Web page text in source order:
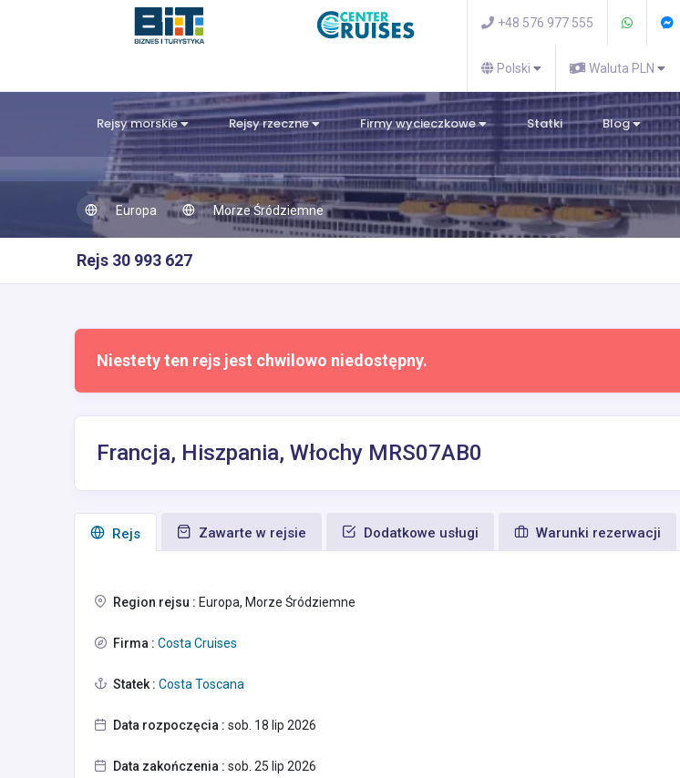
+48 576 977 555
Polski Waluta PLN
Rejsy morskie Rejsy rzeczne Firmy wycieczkowe Statki Blog
Europa Morze Śródziemne
Rejs 30 993 627
Niestety ten rejs jest chwilowo niedostępny.
Francja, Hiszpania, Włochy MRS07AB0
Rejs Zawarte w rejsie Dodatkowe usługi Warunki rezerwacji
Region rejsu : Europa, Morze Śródziemne
Firma : Costa Cruises
Statek : Costa Toscana
Data rozpoczęcia : sob. 18 lip 2026
Data zakończenia : sob. 25 lip 2026